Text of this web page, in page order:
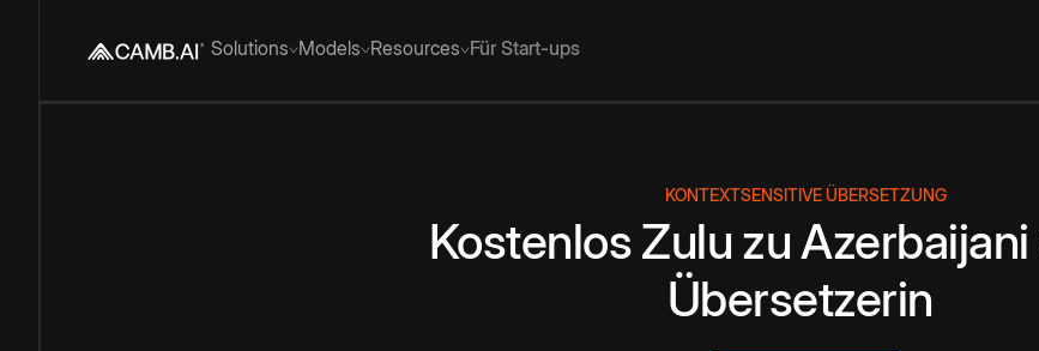
Solutions Models Resources Für Start-ups
KONTEXTSENSITIVE ÜBERSETZUNG
KostenlosZulu zuAzerbaijani
Übersetzerin